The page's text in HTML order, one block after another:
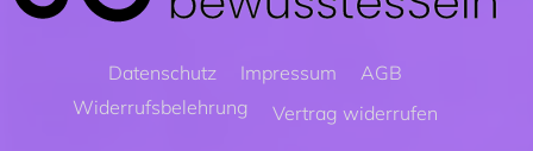
Datenschutz Impressum
AGB
Widerrufsbelehrung
Vertrag widerrufen